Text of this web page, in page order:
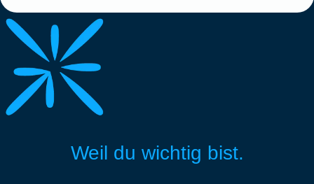
Weil du wichtig bist.